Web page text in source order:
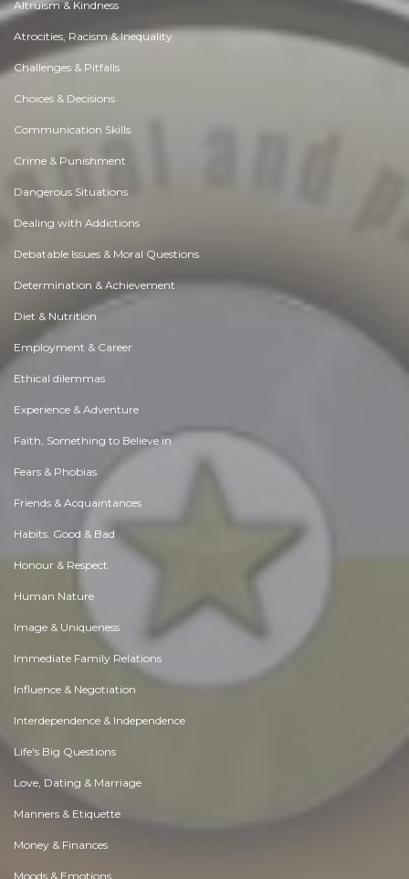
Altruism & Kindness
Atrocities, Racism & Inequality
Challenges & Pitfalls
Choices & Decisions
Communication Skills
Crime & Punishment
Dangerous Situations
Dealing with Addictions
Debatable Issues & Moral Questions
Determination & Achievement
Diet & Nutrition
Employment & Career
Ethical dilemmas
Experience & Adventure
Faith, Something to Believe in
Fears & Phobias
Friends & Acquaintances
Habits. Good & Bad
Honour & Respect
Human Nature
Image & Uniqueness
Immediate Family Relations
Influence & Negotiation
Interdependence & Independence
Life's Big Questions
Love, Dating & Marriage
Manners & Etiquette
Money & Finances
Moods & Emotions